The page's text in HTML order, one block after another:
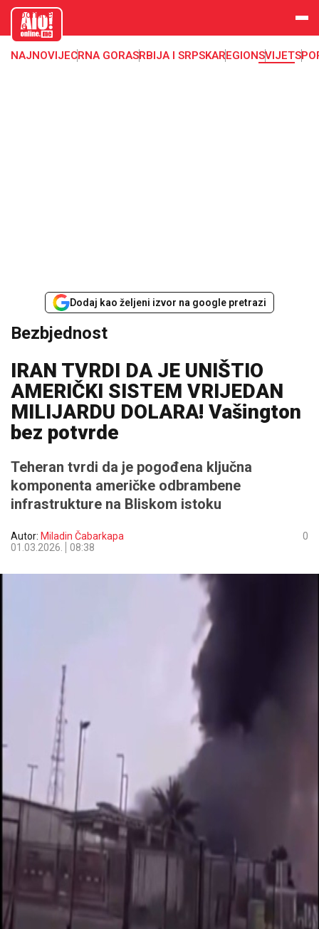
aloonline.
me
NAJNOVIJECRNA GORASRBIJA I SRPSKAREGIONSVIJET
Dodaj kao željeni izvor na google pretrazi
Bezbjednost
IRAN TVRDI DA JE UNIŠTIO
AMERIČKI SISTEM VRIJEDAN
MILIJARDU DOLARA! Vašington
bez potvrde
Teheran tvrdi da je pogođena ključna
komponenta američke odbrambene
infrastrukture na Bliskom istoku
Autor: Miladin Čabarkapa
01.03.2026.
08:38
0